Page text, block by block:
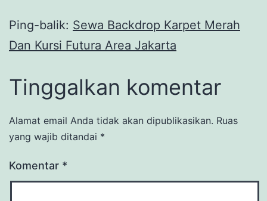
Ping-balik: Sewa Backdrop Karpet Merah
Dan Kursi Futura Area Jakarta
Tinggalkan komentar
Alamat email Anda tidak akan dipublikasikan. Ruas
yang wajib ditandai *
Komentar *